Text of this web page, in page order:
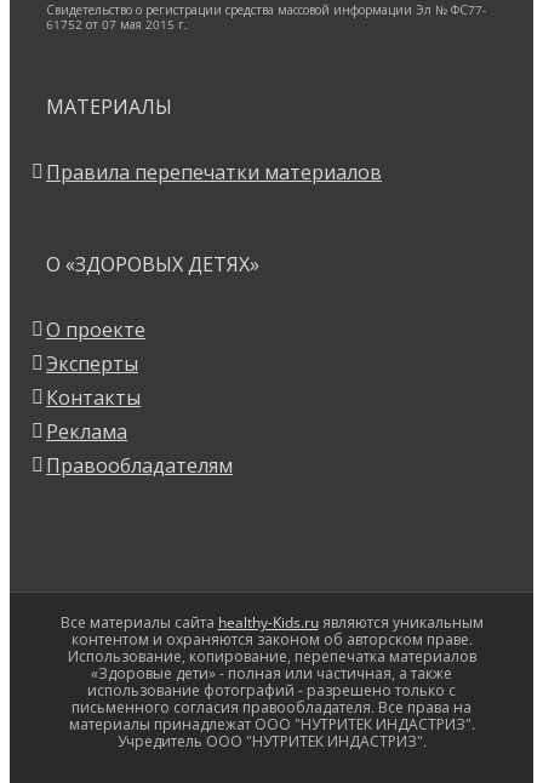
Свидетельство о регистрации средства массовой информации Эл № ФС77-
61752 от 07 мая 2015 г.
МАТЕРИАЛЫ
Правила перепечатки материалов
О «ЗДОРОВЫХ ДЕТЯХ»
О проекте
Эксперты
Контакты
Реклама
Правообладателям
Все материалы сайта healthy-Kids.ruявляются уникальным
контентом и охраняются законом об авторском праве.
Использование, копирование, перепечатка материалов
«Здоровые дети» - полная или частичная, а также
использование фотографий - разрешено только с
письменного согласия правообладателя. Все права на
материалы принадлежат ООО "НУТРИТЕК ИНДАСТРИЗ".
Учредитель ООО "НУТРИТЕК ИНДАСТРИЗ".